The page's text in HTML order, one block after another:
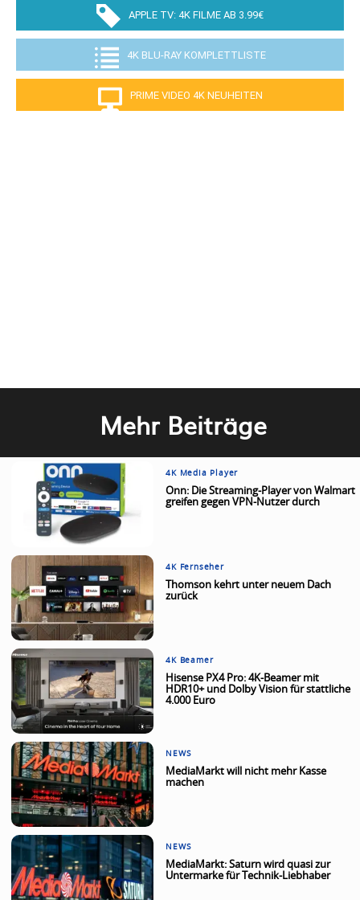
APPLE TV: 4K FILME AB 3.99€
4K BLU-RAY KOMPLETTLISTE
PRIME VIDEO 4K NEUHEITEN
Mehr Beiträge
4K Media Player
Onn: Die Streaming-Player von Walmart
greifen gegen VPN-Nutzer durch
4K Fernseher
Thomson kehrt unter neuem Dach
zurück
4K Beamer
Hisense PX4 Pro: 4K-Beamer mit
HDR10+ und Dolby Vision für stattliche
4.000 Euro
NEWS
MediaMarkt will nicht mehr Kasse
machen
NEWS
MediaMarkt: Saturn wird quasi zur
Untermarke für Technik-Liebhaber